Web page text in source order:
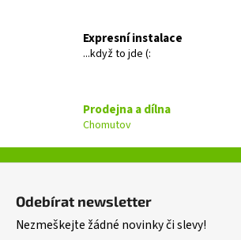
í
v
ý
s
Expresní instalace
...když to jde (:
Prodejna a dílna
Chomutov
Odebírat newsletter
Nezmeškejte žádné novinky či slevy!